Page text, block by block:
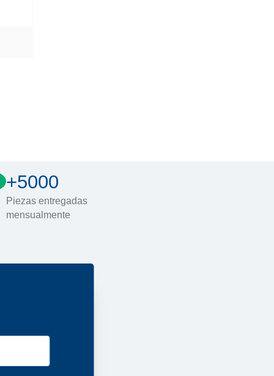
+5000
Piezas entregadas
mensualmente